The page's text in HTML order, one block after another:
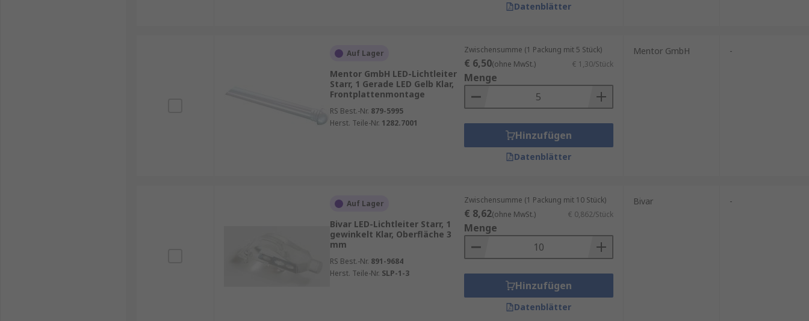
Datenblätter
Auf Lager
Mentor GmbH LED-Lichtleiter
Starr, 1 Gerade LED Gelb Klar,
Frontplattenmontage
RS Best.-Nr. 879-5995
Herst. Teile-Nr. 1282.7001
Zwischensumme (1 Packung mit 5 Stück)
€ 6,50(ohne MwSt.) € 1,30/Stück
Menge
Hinzufügen
Datenblätter
Mentor GmbH -
Auf Lager
Bivar LED-Lichtleiter Starr, 1
gewinkelt Klar, Oberfläche 3
mm
RS Best.-Nr. 891-9684
Herst. Teile-Nr. SLP-1-3
Zwischensumme (1 Packung mit 10 Stück)
€ 8,62(ohne MwSt.) € 0,862/Stück
Menge
Hinzufügen
Datenblätter
Bivar -